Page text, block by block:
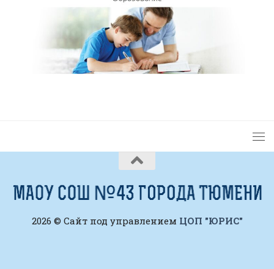
2026 © Сайт под управлением ЦОП "ЮРИС"